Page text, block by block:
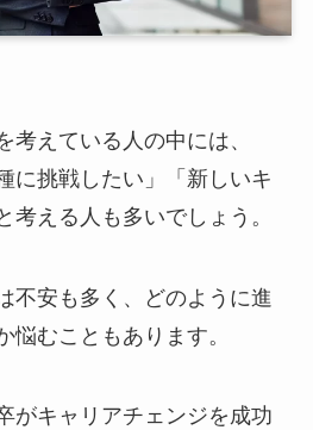
考えている人の中には、
に挑戦したい」「新しいキ
考える人も多いでしょう。
不安も多く、どのように進
悩むこともあります。
がキャリアチェンジを成功